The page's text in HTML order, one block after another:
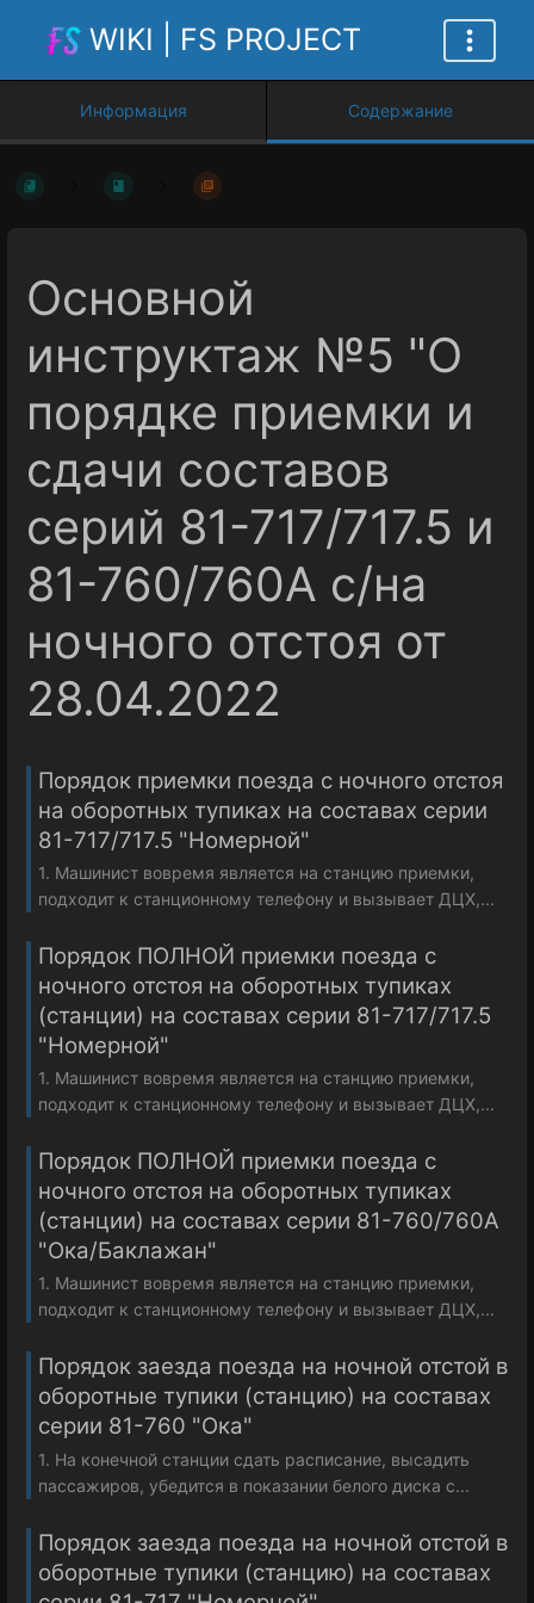
WIKI | FS PROJECT
Информация Содержание
Основной
инструктаж №5 "О
порядке приемки и
сдачи составов
серий 81-717/717.5 и
81-760/760А с/на
ночного отстоя от
28.04.2022
Порядок приемки поезда с ночного отстоя
на оборотных тупиках на составах серии
81-717/717.5 "Номерной"
1. Машинист вовремя является на станцию приемки,
подходит к станционному телефону и вызывает ДЦХ,...
Порядок ПОЛНОЙ приемки поезда с
ночного отстоя на оборотных тупиках
(станции) на составах серии 81-717/717.5
"Номерной"
1. Машинист вовремя является на станцию приемки,
подходит к станционному телефону и вызывает ДЦХ,...
Порядок ПОЛНОЙ приемки поезда с
ночного отстоя на оборотных тупиках
(станции) на составах серии 81-760/760А
"Ока/Баклажан"
1. Машинист вовремя является на станцию приемки,
подходит к станционному телефону и вызывает ДЦХ,...
Порядок заезда поезда на ночной отстой в
оборотные тупики (станцию) на составах
серии 81-760 "Ока"
1. На конечной станции сдать расписание, высадить
пассажиров, убедится в показании белого диска с...
Порядок заезда поезда на ночной отстой в
оборотные тупики (станцию) на составах